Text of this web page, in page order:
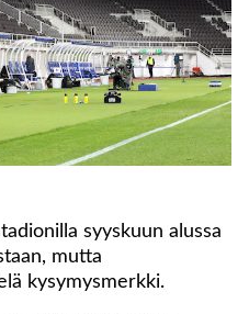
syyskuun alussa
mutta
kysymysmerkki.